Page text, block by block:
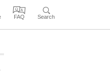
FAQ Search